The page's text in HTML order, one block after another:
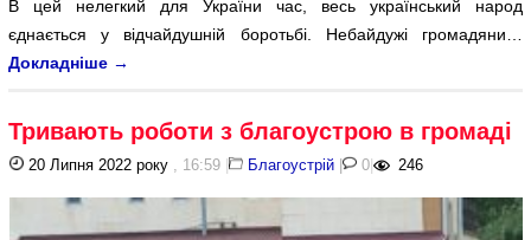
В цей нелегкий для України час, весь український народ
єднається у відчайдушній боротьбі. Небайдужі громадяни…
Докладніше →
Тривають роботи з благоустрою в громаді
20 Липня 2022 року , 16:59 | Благоустрій | 0| 246